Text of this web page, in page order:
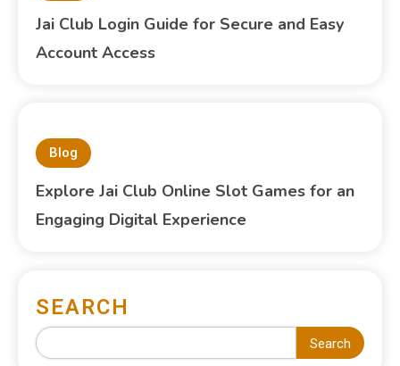
Jai Club Login Guide for Secure and Easy
Account Access
Blog
Explore Jai Club Online Slot Games for an
Engaging Digital Experience
SEARCH
Search